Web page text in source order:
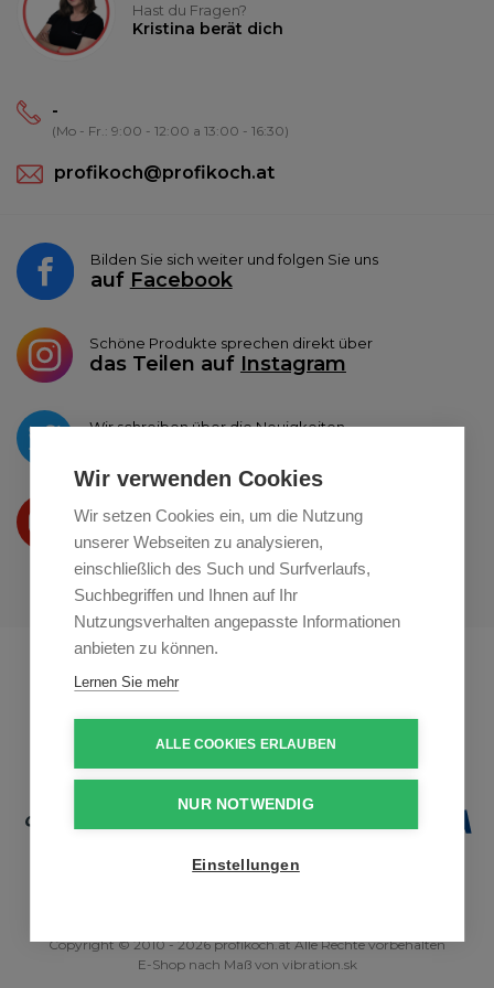
Wir verwenden Cookies
Wir setzen Cookies ein, um die Nutzung
unserer Webseiten zu analysieren,
einschließlich des Such und Surfverlaufs,
Suchbegriffen und Ihnen auf Ihr
Nutzungsverhalten angepasste Informationen
anbieten zu können.
Lernen Sie mehr
ALLE COOKIES ERLAUBEN
NUR NOTWENDIG
Einstellungen
Hast du Fragen?
Kristina berät dich
-
(Mo - Fr.: 9:00 - 12:00 a 13:00 - 16:30)
profikoch@profikoch.at
Bilden Sie sich weiter und folgen Sie uns
auf Facebook
Schöne Produkte sprechen direkt über
das Teilen auf Instagram
Wir schreiben über die Neuigkeiten
Wir präsentieren Ihre produkte
Youtube
Profikuchar.sk
Copyright © 2010 - 2026 profikoch.at Alle Rechte vorbehalten
E-Shop nach Maßvon vibration.sk